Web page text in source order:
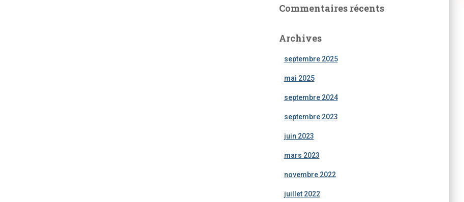
Commentaires récents
Archives
septembre 2025
mai 2025
septembre 2024
septembre 2023
juin 2023
mars 2023
novembre 2022
juillet 2022